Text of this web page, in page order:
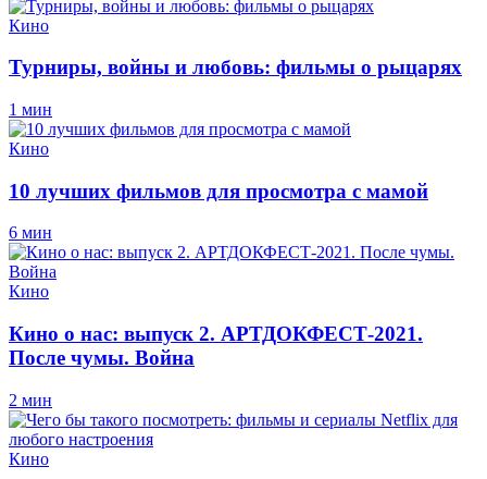
Кино
Турниры, войны и любовь: фильмы о рыцарях
1 мин
Кино
10 лучших фильмов для просмотра с мамой
6 мин
Кино
Кино о нас: выпуск 2. АРТДОКФЕСТ-2021.
После чумы. Война
2 мин
Кино